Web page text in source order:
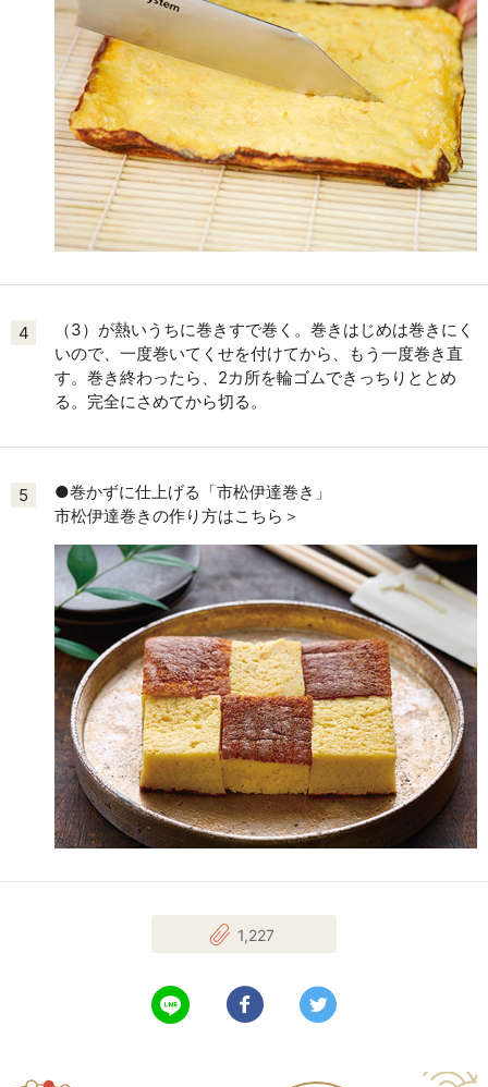
4
（3）が熱いうちに巻きすで巻く。巻きはじめは巻きにく
いので、一度巻いてくせを付けてから、もう一度巻き直
す。巻き終わったら、2カ所を輪ゴムできっちりととめ
る。完全にさめてから切る。
5
●巻かずに仕上げる「市松伊達巻き」
市松伊達巻きの作り方はこちら＞
1,227
LINEで送る Facebookでシェアする